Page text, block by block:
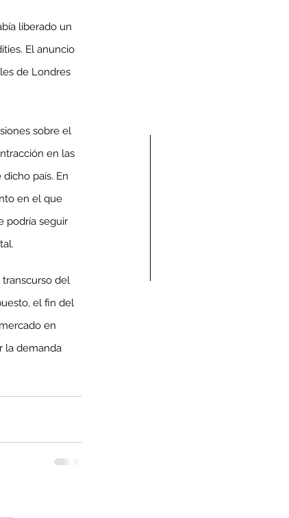
Carlos
Vega Rivera
liberado un
El anuncio
de Londres
sobre el
en las
país. En
en el que
podría seguir
del
el fin del
en
la demanda